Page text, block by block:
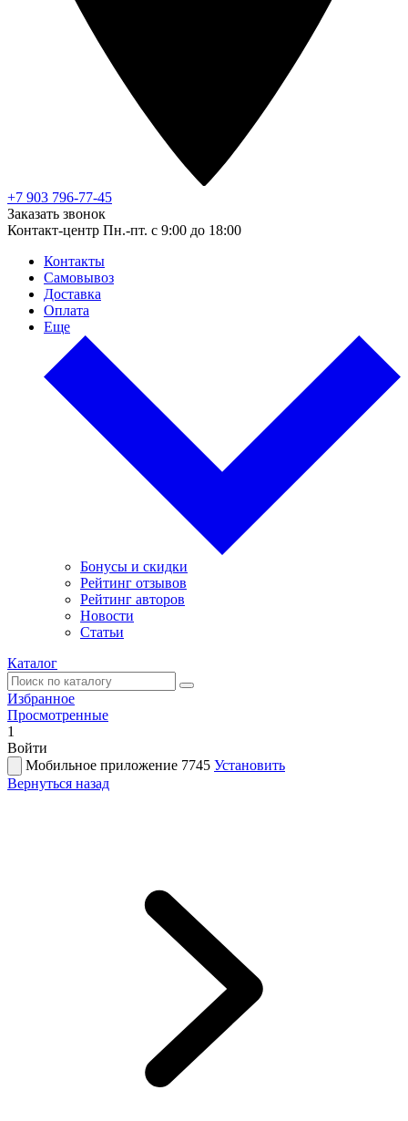
+7 903 796-77-45
Заказать звонок
Контакт-центр Пн.-пт. с 9:00 до 18:00
Контакты
Самовывоз
Доставка
Оплата
Еще
Бонусы и скидки
Рейтинг отзывов
Рейтинг авторов
Новости
Статьи
Каталог
Избранное
Просмотренные
1
Войти
Мобильное приложение 7745 Установить
Вернуться назад